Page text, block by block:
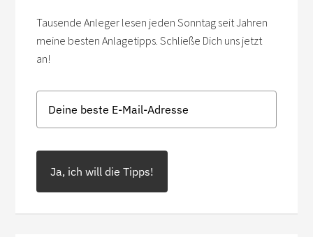
Tausende Anleger lesen jeden Sonntag seit Jahren
meine besten Anlagetipps. Schließe Dich uns jetzt
an!
Ja, ich will die Tipps!